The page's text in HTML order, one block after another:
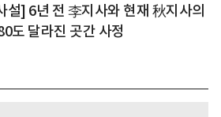
설] 6년 전 李지사와 현재 秋지사의
도 달라진 곳간 사정